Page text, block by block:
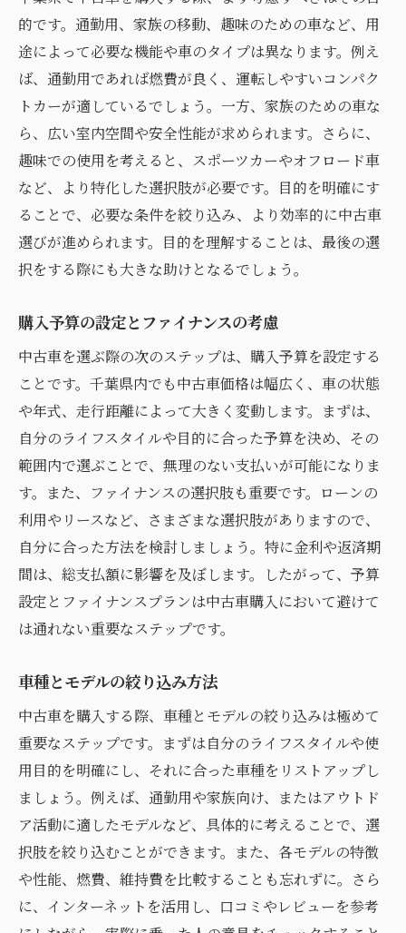
ディーラーの口コミと評価を活用する方法
アフターサービスの質を見極める
価格交渉のポイントと策略
ディーラー訪問時の注意点
千葉県内で評判の良いディーラーを探す
千葉県の地域特性に合わせた中古車選びのポイ
ント
地形と気候が与える車選びの影響
都市部と郊外での車の使い勝手を比較する
交通混雑や道路事情を考慮した車種選び
地元で人気のある車種を知る
環境に配慮した中古車選びの重要性
信頼できる中古車ディーラーを見つけるための
具体的方法
ディーラーの信頼性を確認する方法
訪問前に確認すべき情報と質問事項
試乗の際にチェックすべきポイント
保証内容とアフターサービスの比較
複数ディーラーを訪問しての比較分析
契約時に注意すべき書類確認ポイント
外観と内装の状態を詳細にチェックする
整備記録と車両の履歴確認の方法
走行距離と年式の評価基準
燃費性能とエンジンの状態を確認する
試走での運転感覚を確認
購入前に第三者機関での車両検査を依頼す
る
知られざる中古車購入の盲点とその対策
的です。通勤用、家族の移動、趣味のための車など、用
途によって必要な機能や車のタイプは異なります。例え
ば、通勤用であれば燃費が良く、運転しやすいコンパク
トカーが適しているでしょう。一方、家族のための車な
ら、広い室内空間や安全性能が求められます。さらに、
趣味での使用を考えると、スポーツカーやオフロード車
など、より特化した選択肢が必要です。目的を明確にす
ることで、必要な条件を絞り込み、より効率的に中古車
選びが進められます。目的を理解することは、最後の選
択をする際にも大きな助けとなるでしょう。
購入予算の設定とファイナンスの考慮
中古車を選ぶ際の次のステップは、購入予算を設定する
ことです。千葉県内でも中古車価格は幅広く、車の状態
や年式、走行距離によって大きく変動します。まずは、
自分のライフスタイルや目的に合った予算を決め、その
範囲内で選ぶことで、無理のない支払いが可能になりま
す。また、ファイナンスの選択肢も重要です。ローンの
利用やリースなど、さまざまな選択肢がありますので、
自分に合った方法を検討しましょう。特に金利や返済期
間は、総支払額に影響を及ぼします。したがって、予算
設定とファイナンスプランは中古車購入において避けて
は通れない重要なステップです。
車種とモデルの絞り込み方法
中古車を購入する際、車種とモデルの絞り込みは極めて
重要なステップです。まずは自分のライフスタイルや使
用目的を明確にし、それに合った車種をリストアップし
ましょう。例えば、通勤用や家族向け、またはアウトド
ア活動に適したモデルなど、具体的に考えることで、選
択肢を絞り込むことができます。また、各モデルの特徴
や性能、燃費、維持費を比較することも忘れずに。さら
に、インターネットを活用し、口コミやレビューを参考